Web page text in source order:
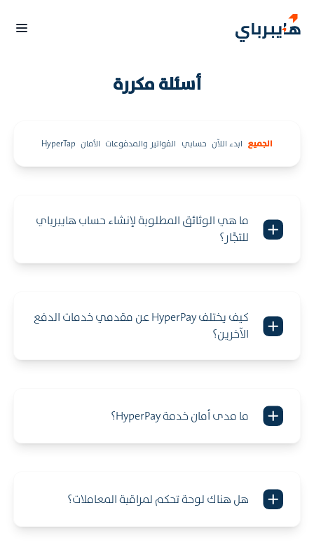
أسئلة مكررة
الجميع ابدء اللآن حسابي الفواتير والمدفوعات الأمان HyperTap
ما هي الوثائق المطلوبة لإنشاء حساب هايبرباي
للتجَّار؟
كيف يختلف HyperPay عن مقدمي خدمات الدفع
الآخرين؟
ما مدى أمان خدمة HyperPay؟
هل هناك لوحة تحكم لمراقبة المعاملات؟